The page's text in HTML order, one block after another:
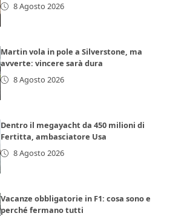
8 Agosto 2026
Martin vola in pole a Silverstone, ma
avverte: vincere sarà dura
8 Agosto 2026
Dentro il megayacht da 450 milioni di
Fertitta, ambasciatore Usa
8 Agosto 2026
Vacanze obbligatorie in F1: cosa sono e
perché fermano tutti